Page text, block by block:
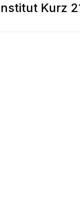
Kurz